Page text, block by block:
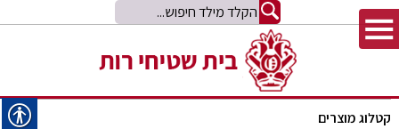
קטלוג מוצרים